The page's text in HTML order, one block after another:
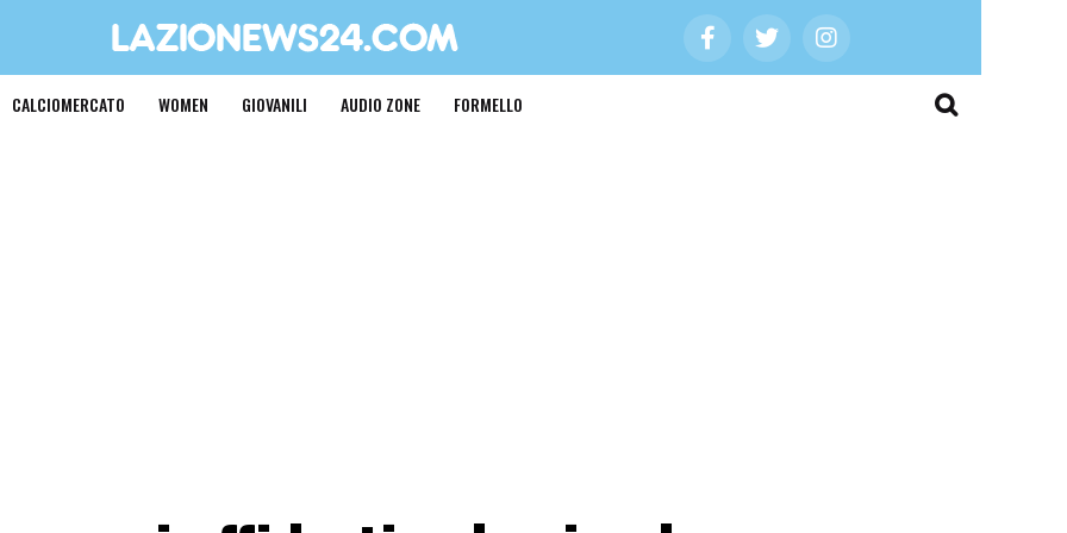
CALCIOMERCATO WOMEN GIOVANILI AUDIO ZONE FORMELLO